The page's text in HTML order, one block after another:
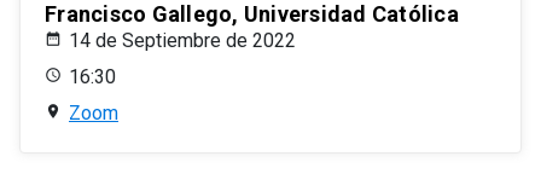
Francisco Gallego, Universidad Católica
14 de Septiembre de 2022
16:30
Zoom